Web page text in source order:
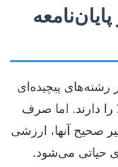
پیچیده‌ای
را دارند. اما صرف
صحیح آنها، ارزشی
حیاتی می‌شود.